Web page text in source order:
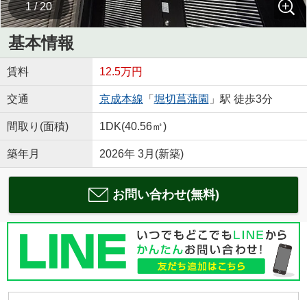
1 / 20
基本情報
賃料 12.5万円
交通 京成本線 「 堀切菖蒲園 」駅 徒歩3分
間取り(面積) 1DK(40.56㎡)
築年月 2026年 3月(新築)
お問い合わせ(無料)